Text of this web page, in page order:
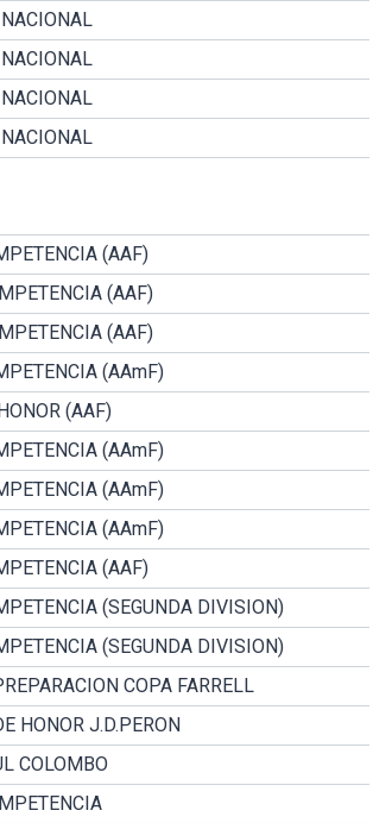
(AAF)
(AAF)
(AAF)
(AAmF)
(AAF)
(AAmF)
(AAmF)
(AAmF)
(AAF)
(SEGUNDA DIVISION)
(SEGUNDA DIVISION)
COPA FARRELL
HONOR J.D.PERON
COLOMBO